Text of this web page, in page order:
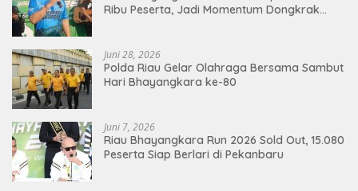
Ribu Peserta, Jadi Momentum Dongkrak
Juni 28, 2026
Polda Riau Gelar Olahraga Bersama Sambut
Hari Bhayangkara ke-80
Juni 7, 2026
Riau Bhayangkara Run 2026 Sold Out, 15.080
Peserta Siap Berlari di Pekanbaru